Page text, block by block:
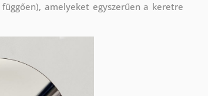
amelyeket egyszerűen a keretre